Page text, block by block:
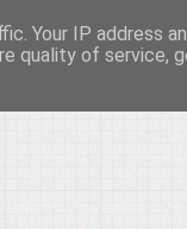
έκταση...
Your IP address
quality of service,